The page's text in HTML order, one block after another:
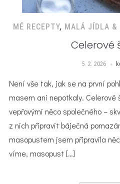
MÉ RECEPTY, MALÁ JÍDLA &
Celerové
5. 2. 2026
Není vše tak, jak se na první
masem ani nepotkaly. Celerové
vepřovými něco společného –
z nich připravit báječná
masopustem jsem připravila
víme, masopust […]